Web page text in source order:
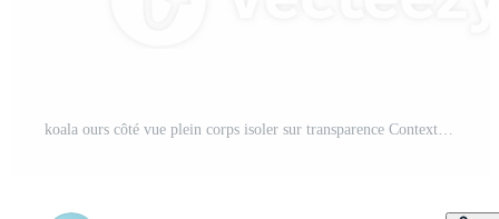
koala ours côté vue plein corps isoler sur transparence Contexte PNG Pro